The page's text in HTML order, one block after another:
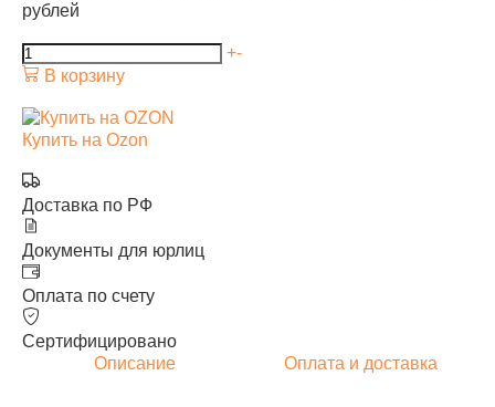
рублей
+-
В корзину
Купить на Ozon
Доставка по РФ
Документы для юрлиц
Оплата по счету
Сертифицировано
Описание
Оплата и доставка